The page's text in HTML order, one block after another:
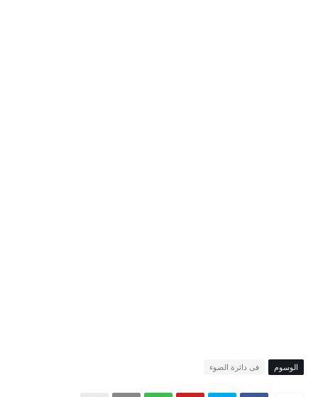
الوسوم فى دائرة الضوء